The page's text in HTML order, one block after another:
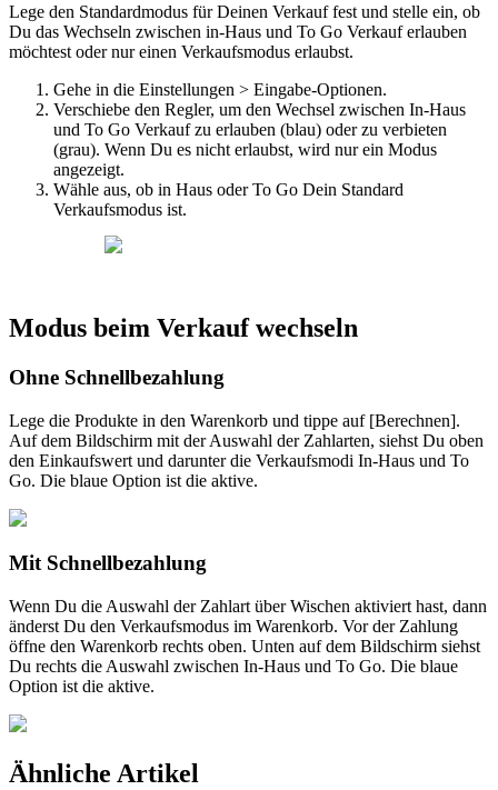
Lege den Standardmodus für Deinen Verkauf fest und stelle ein, ob
Du das Wechseln zwischen in-Haus und To Go Verkauf erlauben
möchtest oder nur einen Verkaufsmodus erlaubst.
Gehe in die Einstellungen > Eingabe-Optionen.
Verschiebe den Regler, um den Wechsel zwischen In-Haus
und To Go Verkauf zu erlauben (blau) oder zu verbieten
(grau). Wenn Du es nicht erlaubst, wird nur ein Modus
angezeigt.
Wähle aus, ob in Haus oder To Go Dein Standard
Verkaufsmodus ist.
Modus beim Verkauf wechseln
Ohne Schnellbezahlung
Lege die Produkte in den Warenkorb und tippe auf [Berechnen].
Auf dem Bildschirm mit der Auswahl der Zahlarten, siehst Du oben
den Einkaufswert und darunter die Verkaufsmodi In-Haus und To
Go. Die blaue Option ist die aktive.
Mit Schnellbezahlung
Wenn Du die Auswahl der Zahlart über Wischen aktiviert hast, dann
änderst Du den Verkaufsmodus im Warenkorb. Vor der Zahlung
öffne den Warenkorb rechts oben. Unten auf dem Bildschirm siehst
Du rechts die Auswahl zwischen In-Haus und To Go. Die blaue
Option ist die aktive.
Ähnliche Artikel